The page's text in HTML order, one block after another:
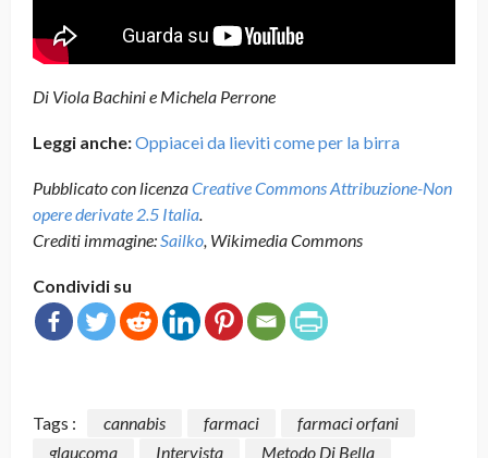
Di Viola Bachini e Michela Perrone
Leggi anche:Oppiacei da lieviti come per la birra
Pubblicato con licenzaCreative Commons Attribuzione-Non
opere derivate 2.5 Italia.
Crediti immagine:Sailko, Wikimedia Commons
Condividi su
Tags : cannabis farmaci
farmaci orfani
glaucoma
Intervista
Metodo Di Bella